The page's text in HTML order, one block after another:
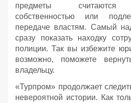
предметы считаются
собственностью или
передаче властям. Самый
сразу показать находку
полиции. Так вы избежите
возможно, поможете
владельцу.
«Турпром» продолжает
невероятной истории. Как